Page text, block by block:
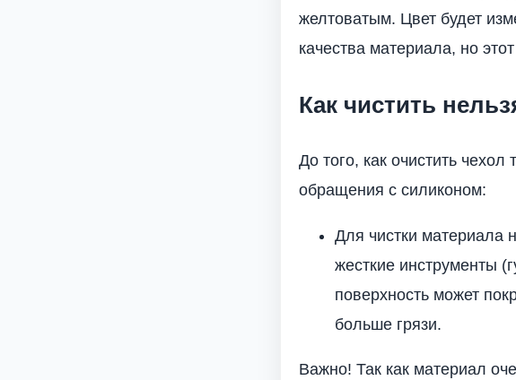
желтоватым. Цвет будет
качества материала, но
Как чистить
До того, как очистить
обращения с силиконом:
Для чистки материала
жесткие инструменты
поверхность может
больше грязи.
Важно! Так как материал